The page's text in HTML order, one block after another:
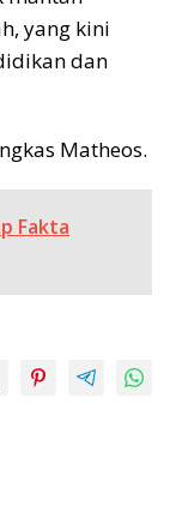
yang kini
dan
Matheos.
Fakta